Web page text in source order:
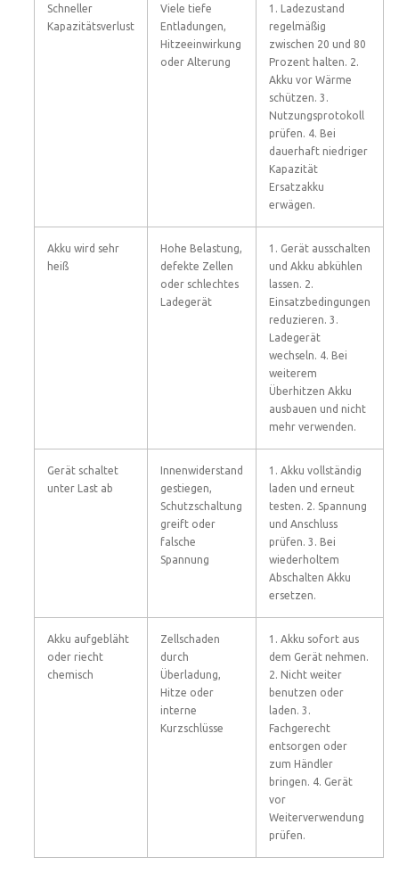
Schneller
Kapazitätsverlust
Viele tiefe
Entladungen,
Hitzeeinwirkung
oder Alterung
1. Ladezustand
regelmäßig
zwischen 20 und 80
Prozent halten. 2.
Akku vor Wärme
schützen. 3.
Nutzungsprotokoll
prüfen. 4. Bei
dauerhaft niedriger
Kapazität
Ersatzakku
erwägen.
Akku wird sehr
heiß
Hohe Belastung,
defekte Zellen
oder schlechtes
Ladegerät
1. Gerät ausschalten
und Akku abkühlen
lassen. 2.
Einsatzbedingungen
reduzieren. 3.
Ladegerät
wechseln. 4. Bei
weiterem
Überhitzen Akku
ausbauen und nicht
mehr verwenden.
Gerät schaltet
unter Last ab
Innenwiderstand
gestiegen,
Schutzschaltung
greift oder
falsche
Spannung
1. Akku vollständig
laden und erneut
testen. 2. Spannung
und Anschluss
prüfen. 3. Bei
wiederholtem
Abschalten Akku
ersetzen.
Akku aufgebläht
oder riecht
chemisch
Zellschaden
durch
Überladung,
Hitze oder
interne
Kurzschlüsse
1. Akku sofort aus
dem Gerät nehmen.
2. Nicht weiter
benutzen oder
laden. 3.
Fachgerecht
entsorgen oder
zum Händler
bringen. 4. Gerät
vor
Weiterverwendung
prüfen.